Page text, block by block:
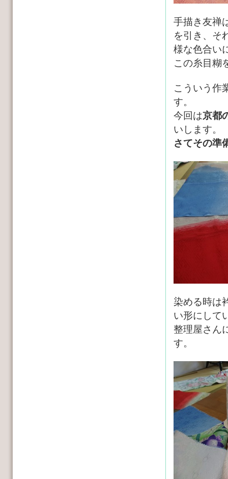
手描き友禅
を引き、そ
様な色合い
この糸目糊
こういう作
す。
今回は京都
いします。
さてその準
染める時は
い形にして
整理屋さん
す。